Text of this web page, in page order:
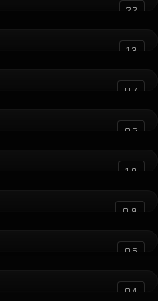
22
13
07
05
18
09
05
04